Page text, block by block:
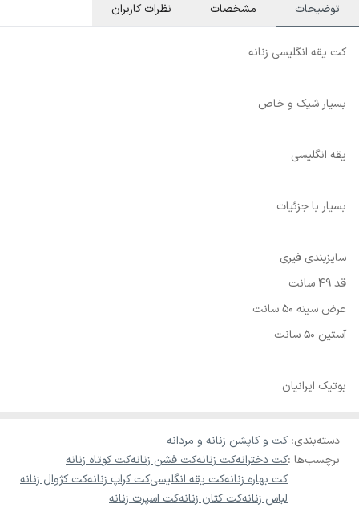
توضیحات مشخصات نظرات کاربران
کت یقه انگلیسی زنانه
بسیار شیک و خاص
یقه انگلیسی
بسیار با جزئیات
سایزبندی فیری
قد ۴۹ سانت
عرض سینه ۵۰ سانت
آستین ۵۰ سانت
بوتیک ایرانیان
دسته‌بندی: کت و کاپشن زنانه و مردانه
برچسب‌ها :کت دخترانهکت زنانهکت فشن زنانهکت کوتاه زنانه
کت بهاره زنانهکت یقه انگلیسیکت کراپ زنانهکت کژوال زنانه
لباس زنانهکت کتان زنانهکت اسپرت زنانه